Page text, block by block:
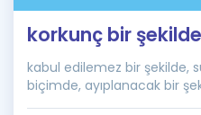
korkunç bir şekilde
kabul edilemez bir şekilde,
biçimde, ayıplanacak bir